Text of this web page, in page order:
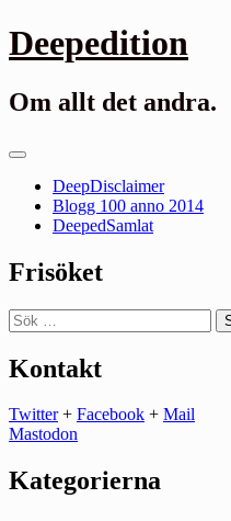
Gå
till
Deepedition
Om allt det andra.
Primär
DeepDisclaimer
Blogg 100 anno 2014
DeepedSamlat
Frisöket
Sök
efter:
Kontakt
Twitter+ Facebook + Mail
Mastodon
Kategorierna